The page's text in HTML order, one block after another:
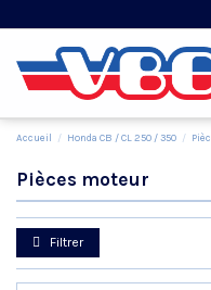
Accueil Honda CB / CL 250 / 350
Pièces moteur
Filtrer